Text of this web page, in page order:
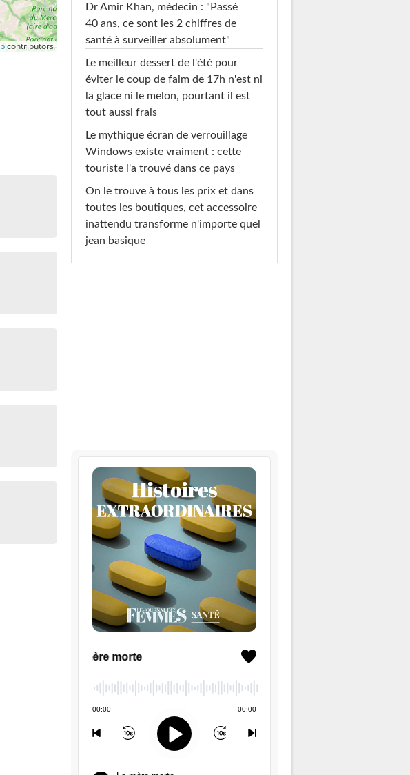
contributors
Dr Amir Khan, médecin : "Passé
40 ans, ce sont les 2 chiffres de
santé à surveiller absolument"
Le meilleur dessert de l'été pour
éviter le coup de faim de 17h n'est ni
la glace ni le melon, pourtant il est
tout aussi frais
Le mythique écran de verrouillage
Windows existe vraiment : cette
touriste l'a trouvé dans ce pays
On le trouve à tous les prix et dans
toutes les boutiques, cet accessoire
inattendu transforme n'importe quel
jean basique